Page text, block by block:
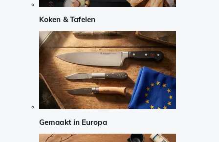
Koken & Tafelen
Gemaakt in Europa